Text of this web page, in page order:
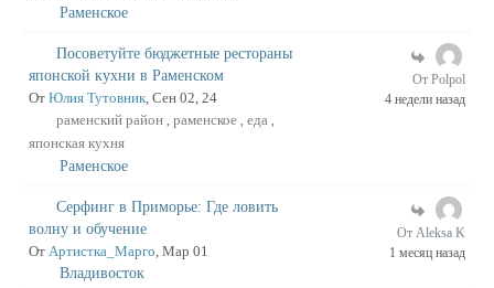
Раменское
Посоветуйте бюджетные рестораны
японской кухни в Раменском
От Юлия Тутовник, Сен 02, 24
раменский район раменское еда
японская кухня
Раменское
От Polpol
4 недели назад
Серфинг в Приморье: Где ловить
волну и обучение
От Артистка_Марго, Мар 01
Владивосток
От Aleksa K
1 месяц назад